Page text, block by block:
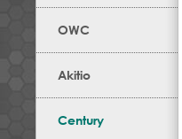
OWC
Akitio
Century